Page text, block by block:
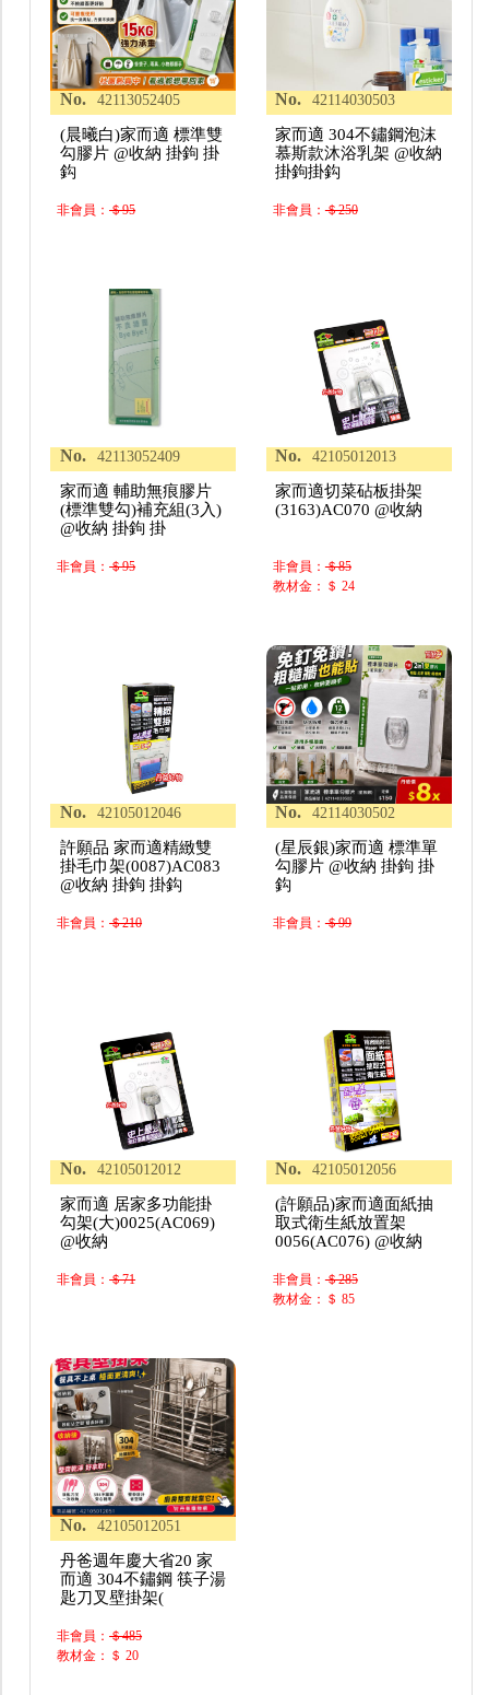
No. 42113052405
(晨曦白)家而適 標準雙
勾膠片 @收納 掛鉤 掛
鈎
非會員：＄95
No. 42114030503
家而適 304不鏽鋼泡沫
慕斯款沐浴乳架 @收納
掛鉤掛鈎
非會員：＄250
No. 42113052409
家而適 輔助無痕膠片
(標準雙勾)補充組(3入)
@收納 掛鉤 掛
非會員：＄95
No. 42105012013
家而適切菜砧板掛架
(3163)AC070 @收納
非會員：＄85
教材金：＄ 24
No. 42105012046
許願品 家而適精緻雙
掛毛巾架(0087)AC083
@收納 掛鉤 掛鈎
非會員：＄210
No. 42114030502
(星辰銀)家而適 標準單
勾膠片 @收納 掛鉤 掛
鈎
非會員：＄99
No. 42105012012
家而適 居家多功能掛
勾架(大)0025(AC069)
@收納
非會員：＄71
No. 42105012056
(許願品)家而適面紙抽
取式衛生紙放置架
0056(AC076) @收納
非會員：＄285
教材金：＄ 85
No. 42105012051
丹爸週年慶大省20 家
而適 304不鏽鋼 筷子湯
匙刀叉壁掛架(
非會員：＄485
教材金：＄ 20